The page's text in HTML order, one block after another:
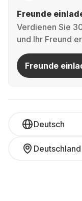
Freunde
Verdienen Sie
und Ihr Freund
Freunde
Deutsch
Deutschland